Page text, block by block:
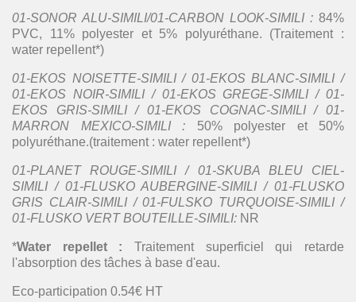
01-SONOR ALU-SIMILI/01-CARBON LOOK-SIMILI : 84%
PVC, 11% polyester et 5% polyuréthane. (Traitement :
water repellent*)
01-EKOS NOISETTE-SIMILI / 01-EKOS BLANC-SIMILI /
01-EKOS NOIR-SIMILI / 01-EKOS GREGE-SIMILI / 01-
EKOS GRIS-SIMILI / 01-EKOS COGNAC-SIMILI / 01-
MARRON MEXICO-SIMILI : 50% polyester et 50%
polyuréthane.(traitement : water repellent*)
01-PLANET ROUGE-SIMILI / 01-SKUBA BLEU CIEL-
SIMILI / 01-FLUSKO AUBERGINE-SIMILI / 01-FLUSKO
GRIS CLAIR-SIMILI / 01-FULSKO TURQUOISE-SIMILI /
01-FLUSKO VERT BOUTEILLE-SIMILI: NR
*Water repellet : Traitement superficiel qui retarde
l'absorption des tâches à base d'eau.
Eco-participation 0.54€ HT